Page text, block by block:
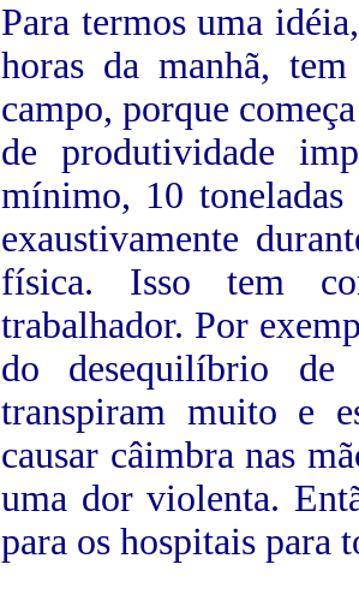
Para termos uma
horas da manhã,
campo, porque
de produtividade
mínimo, 10
exaustivamente
física. Isso tem
trabalhador. Por
do desequilíbrio de
transpiram muito e
causar câimbra nas
uma dor violenta.
para os hospitais para